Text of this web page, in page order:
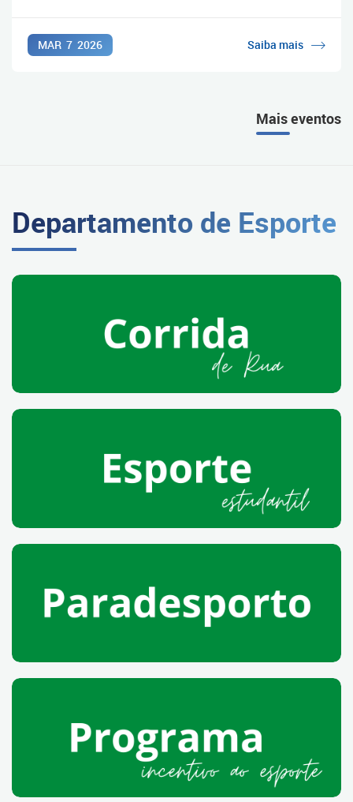
MAR 7 2026 Saiba mais
Mais eventos
Departamento de Esporte